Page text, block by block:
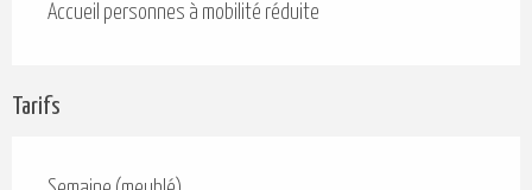
Accueil personnes à mobilité réduite
Tarifs